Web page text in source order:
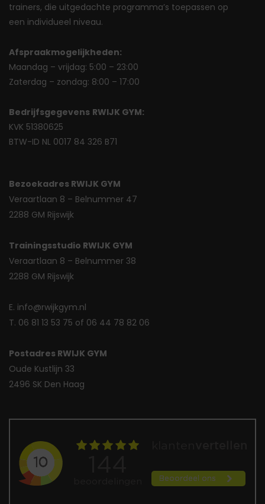
trainers, die uitgedachte programma’s toepassen op
een individueel niveau.
Afspraakmogelijkheden:
Maandag – vrijdag: 5:00 – 23:00
Zaterdag – zondag: 8:00 – 17:00
Bedrijfsgegevens RWIJK GYM:
KVK 51380625
BTW-ID NL 0017 84 326 B71
Bezoekadres RWIJK GYM
Veraartlaan 8 – Belnummer 47
2288 GM Rijswijk
Trainingsstudio RWIJK GYM
Veraartlaan 8 – Belnummer 38
2288 GM Rijswijk
E. info@rwijkgym.nl
T. 06 81 13 53 75 of 06 44 78 82 06
Postadres RWIJK GYM
Oude Kustlijn 33
2496 SK Den Haag